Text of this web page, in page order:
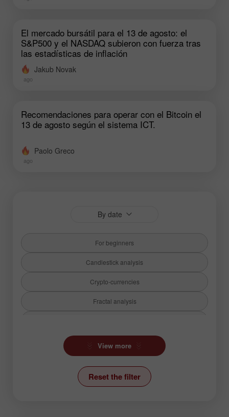
El mercado bursátil para el 13 de agosto: el
S&P500 y el NASDAQ subieron con fuerza tras
las estadísticas de inflación
Jakub Novak
ago
Recomendaciones para operar con el Bitcoin el
13 de agosto según el sistema ICT.
Paolo Greco
ago
By date
For beginners
Candlestick analysis
Crypto-currencies
Fractal analysis
News
View more
Reset the filter